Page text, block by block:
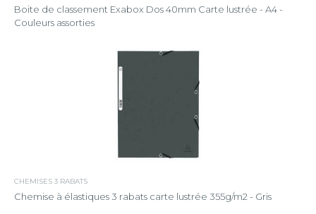
Boite de classement Exabox Dos 40mm Carte lustrée - A4 -
Couleurs assorties
CHEMISES 3 RABATS
Chemise à élastiques 3 rabats carte lustrée 355g/m2 - Gris